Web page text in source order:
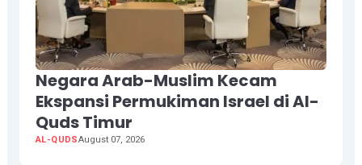
Negara Arab-Muslim Kecam
Ekspansi Permukiman Israel di Al-
Quds Timur
AL-QUDSAugust 07, 2026